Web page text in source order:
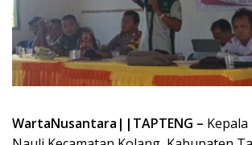
WartaNusantara||TAPTENG –